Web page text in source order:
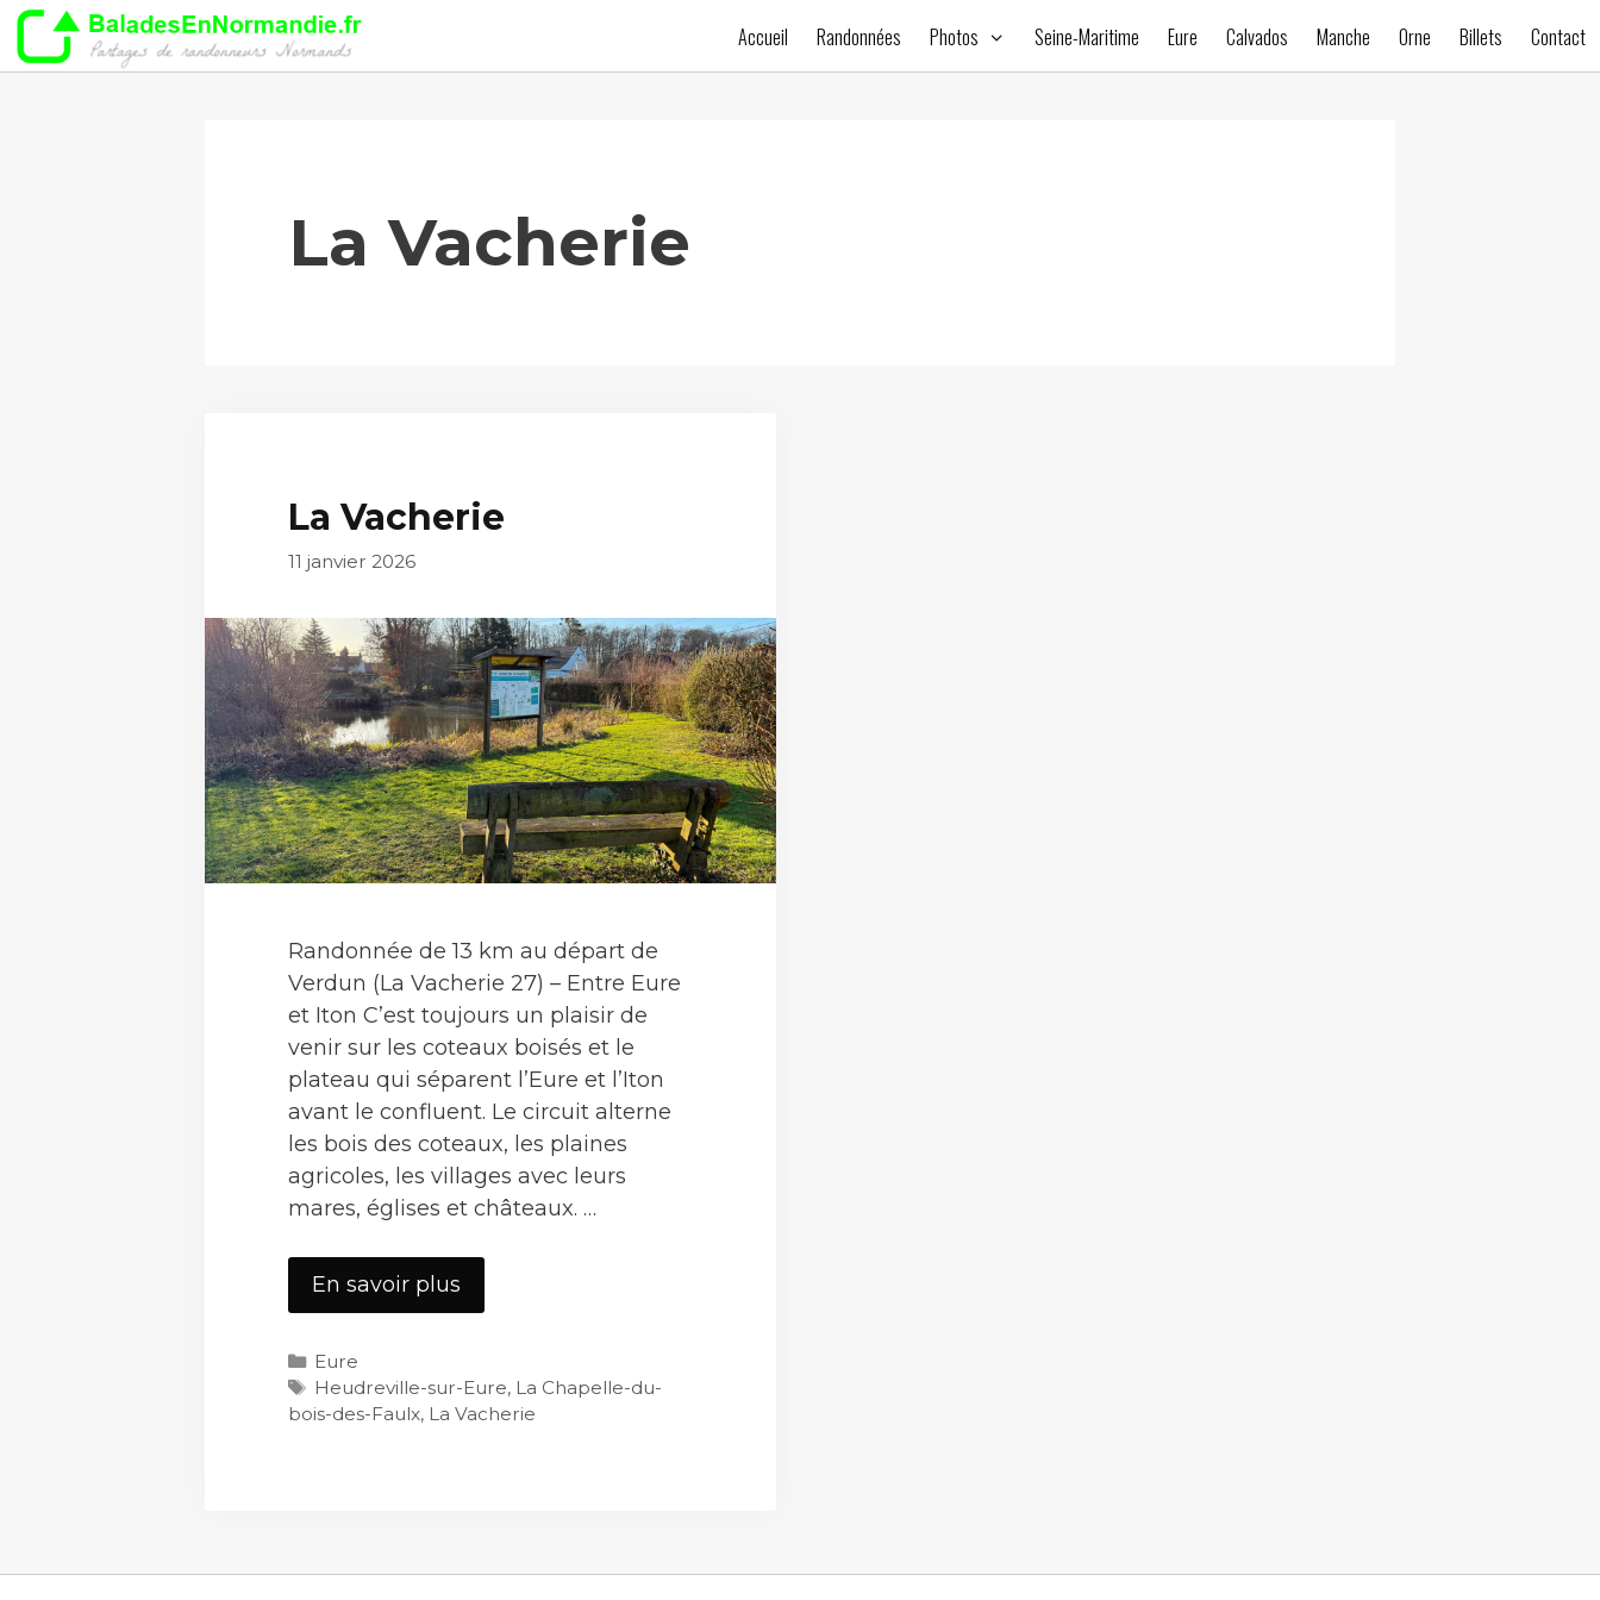
Aller
au
contenu
Accueil Randonnées Photos Seine-Maritime Eure Calvados Manche Orne Billets Contact
La Vacherie
La Vacherie
11 janvier 2026
Randonnée de 13 km au départ de
Verdun (La Vacherie 27) – Entre Eure
et Iton C’est toujours un plaisir de
venir sur les coteaux boisés et le
plateau qui séparent l’Eure et l’Iton
avant le confluent. Le circuit alterne
les bois des coteaux, les plaines
agricoles, les villages avec leurs
mares, églises et châteaux. …
En savoir plus
Vacherie
Catégories
Eure
Étiquettes
Heudreville-sur-Eure, La Chapelle-du-
bois-des-Faulx, La Vacherie